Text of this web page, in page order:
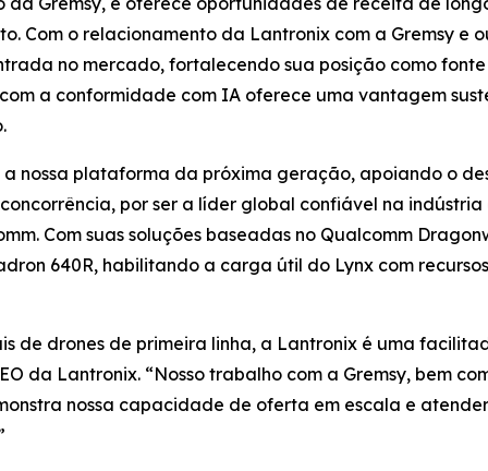
Com o relacionamento da Lantronix com a Gremsy e
no mercado, fortalecendo sua posição como
a conformidade com IA oferece uma vantagem
nossa plataforma da próxima geração, apoiando o
por ser a líder global confiável na
Com suas soluções baseadas no Qualcomm
640R, habilitando a carga útil do Lynx com
de drones de primeira linha, a Lantronix é uma
da Lantronix. “Nosso trabalho com a Gremsy, bem
nossa capacidade de oferta em escala e